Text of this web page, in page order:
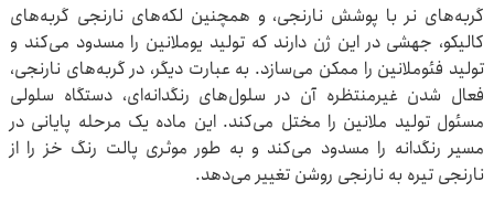
گربه‌های نر با پوشش نارنجی، و همچنین لکه‌های نارنجی گربه‌های
کالیکو، جهشی در این ژن دارند که تولید یوملانین را مسدود می‌کند و
تولید فئوملانین را ممکن می‌سازد. به عبارت دیگر، در گربه‌های نارنجی،
فعال شدن غیرمنتظره آن در سلول‌های رنگدانه‌ای، دستگاه سلولی
مسئول تولید ملانین را مختل می‌کند. این ماده یک مرحله‌ پایانی در
مسیر رنگدانه را مسدود می‌کند و به طور موثری پالت رنگ خز را از
نارنجی تیره به نارنجی روشن تغییر می‌دهد.